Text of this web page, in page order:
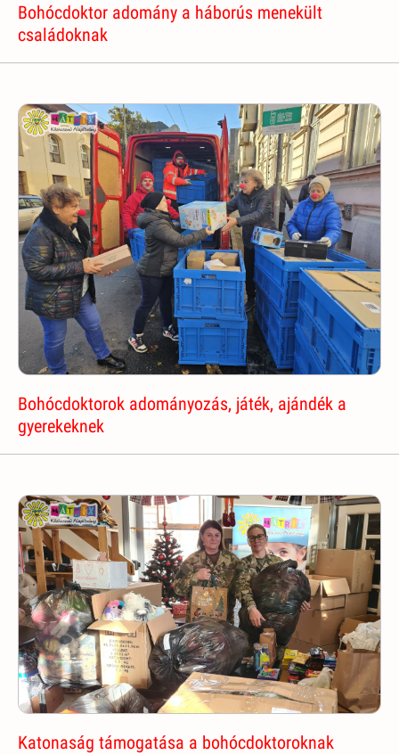
Bohócdoktor adomány a háborús menekült
családoknak
Bohócdoktorok adományozás, játék, ajándék a
gyerekeknek
Katonaság támogatása a bohócdoktoroknak